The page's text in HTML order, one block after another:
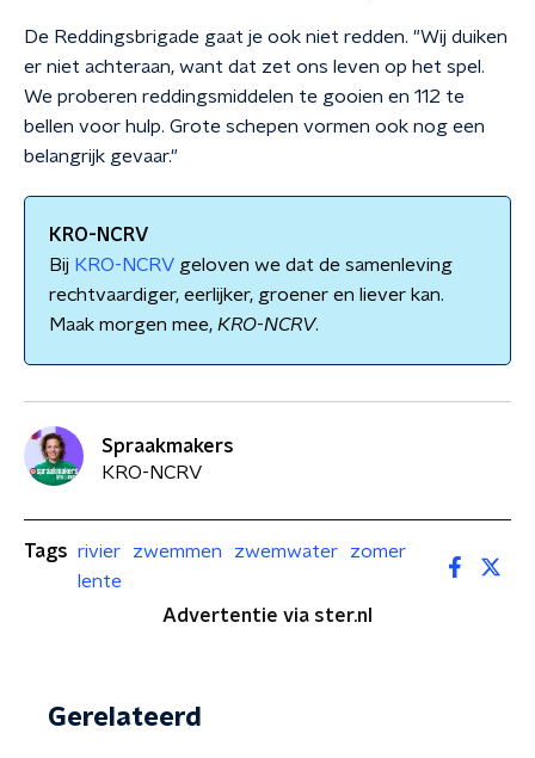
De Reddingsbrigade gaat je ook niet redden. "Wij duiken
er niet achteraan, want dat zet ons leven op het spel.
We proberen reddingsmiddelen te gooien en 112 te
bellen voor hulp. Grote schepen vormen ook nog een
belangrijk gevaar."
KRO-NCRV
Bij KRO-NCRV geloven we dat de samenleving
rechtvaardiger, eerlijker, groener en liever kan.
Maak morgen mee, KRO-NCRV.
Spraakmakers
KRO-NCRV
Tags rivier zwemmen zwemwater
zomer
lente
Advertentie via ster.nl
Gerelateerd